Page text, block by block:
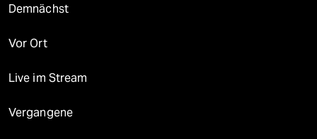
Demnächst
Vor Ort
Live im Stream
Vergangene